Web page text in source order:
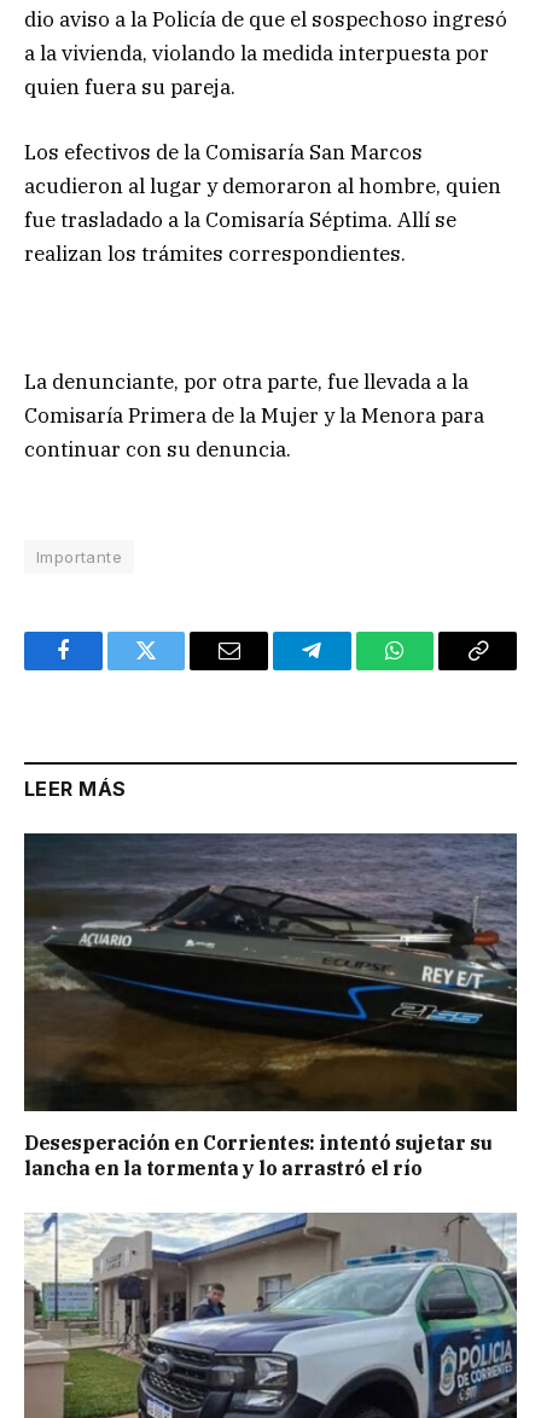
dio aviso a la Policía de que el sospechoso ingresó
a la vivienda, violando la medida interpuesta por
quien fuera su pareja.
Los efectivos de la Comisaría San Marcos
acudieron al lugar y demoraron al hombre, quien
fue trasladado a la Comisaría Séptima. Allí se
realizan los trámites correspondientes.
La denunciante, por otra parte, fue llevada a la
Comisaría Primera de la Mujer y la Menora para
continuar con su denuncia.
Importante
FacebookTwitter Email TelegramWhatsAppCopy
LEER MÁS
Desesperación en Corrientes: intentó sujetar su
lancha en la tormenta y lo arrastró el río